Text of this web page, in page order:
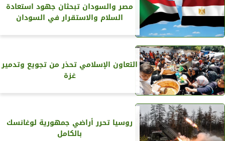
مصر والسودان تبحثان جهود استعادة
السلام والاستقرار في السودان
التعاون الإسلامي تحذر من تجويع وتدمير
غزة
روسيا تحرر أراضي جمهورية لوغانسك
بالكامل